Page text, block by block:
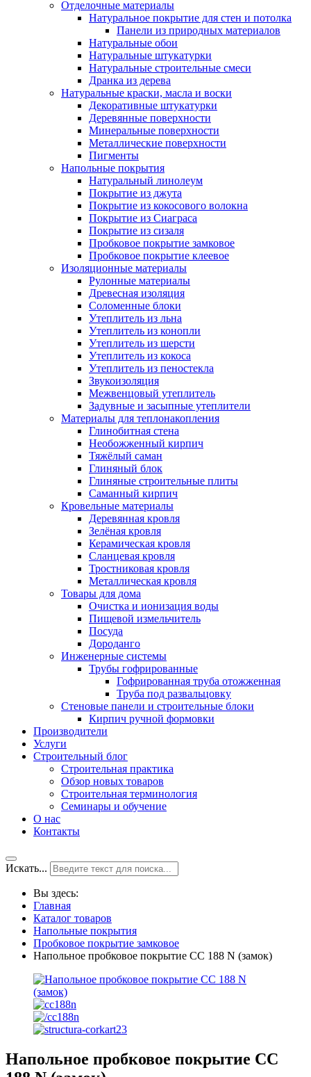
Отделочные материалы
Натуральное покрытие для стен и потолка
Панели из природных материалов
Натуральные обои
Натуральные штукатурки
Натуральные строительные смеси
Дранка из дерева
Натуральные краски, масла и воски
Декоративные штукатурки
Деревянные поверхности
Минеральные поверхности
Металлические поверхности
Пигменты
Напольные покрытия
Натуральный линолеум
Покрытие из джута
Покрытие из кокосового волокна
Покрытие из Сиаграса
Покрытие из сизаля
Пробковое покрытие замковое
Пробковое покрытие клеевое
Изоляционные материалы
Рулонные материалы
Древесная изоляция
Соломенные блоки
Утеплитель из льна
Утеплитель из конопли
Утеплитель из шерсти
Утеплитель из кокоса
Утеплитель из пеностекла
Звукоизоляция
Межвенцовый утеплитель
Задувные и засыпные утеплители
Материалы для теплонакопления
Глинобитная стена
Необожженный кирпич
Тяжёлый саман
Глиняный блок
Глиняные строительные плиты
Саманный кирпич
Кровельные материалы
Деревянная кровля
Зелёная кровля
Керамическая кровля
Сланцевая кровля
Тростниковая кровля
Металлическая кровля
Товары для дома
Очистка и ионизация воды
Пищевой измельчитель
Посуда
Дороданго
Инженерные системы
Трубы гофрированные
Гофрированная труба отожженная
Труба под развальцовку
Стеновые панели и строительные блоки
Кирпич ручной формовки
Производители
Услуги
Строительный блог
Строительная практика
Обзор новых товаров
Строительная терминология
Семинары и обучение
О нас
Контакты
Искать...
Вы здесь:
Главная
Каталог товаров
Напольные покрытия
Пробковое покрытие замковое
Напольное пробковое покрытие CC 188 N (замок)
Напольное пробковое покрытие CC